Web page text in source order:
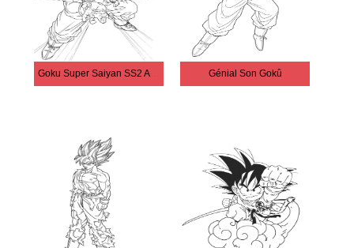
Goku Super Saiyan SS2 Attaque Génial Son Gokû